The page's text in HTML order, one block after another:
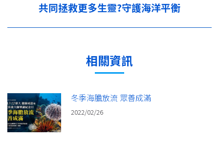
下
共同拯救更多生靈?守護海洋平衡
相關資訊
冬季海膽放流 眾善成滿
2022/02/26